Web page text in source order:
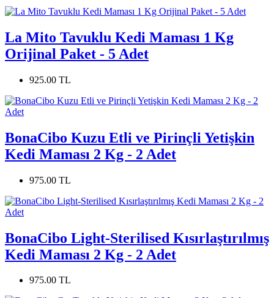
La Mito Tavuklu Kedi Maması 1 Kg
Orijinal Paket - 5 Adet
925.00 TL
BonaCibo Kuzu Etli ve Pirinçli Yetişkin
Kedi Maması 2 Kg - 2 Adet
975.00 TL
BonaCibo Light-Sterilised Kısırlaştırılmış
Kedi Maması 2 Kg - 2 Adet
975.00 TL